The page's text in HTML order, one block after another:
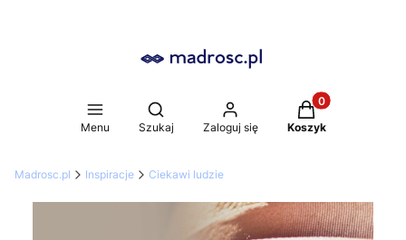
Menu
Otwórz wyszukiwarkę
Szukaj Zaloguj się
Produkty w
Koszyk
Madrosc.pl Inspiracje Ciekawi ludzie